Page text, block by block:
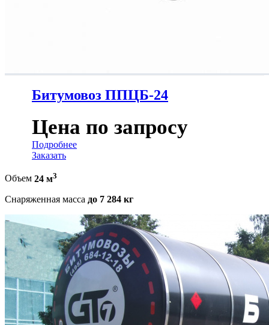
Битумовоз ППЦБ-24
Цена по запросу
Подробнее
Заказать
Объем 24 м3
Снаряженная масса до 7 284 кг